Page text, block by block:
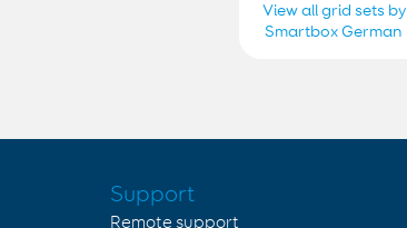
View all grid sets by
Smartbox German
Support
Remote support